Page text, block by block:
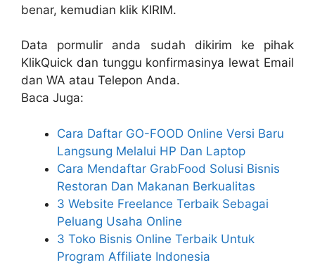
benar, kemudian klik KIRIM.
Data pormulir anda sudah dikirim ke pihak
KlikQuick dan tunggu konfirmasinya lewat Email
dan WA atau Telepon Anda.
Baca Juga:
Cara Daftar GO-FOOD Online Versi Baru
Langsung Melalui HP Dan Laptop
Cara Mendaftar GrabFood Solusi Bisnis
Restoran Dan Makanan Berkualitas
3 Website Freelance Terbaik Sebagai
Peluang Usaha Online
3 Toko Bisnis Online Terbaik Untuk
Program Affiliate Indonesia